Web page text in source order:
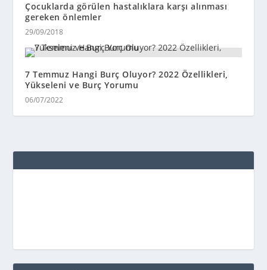
Çocuklarda görülen hastalıklara karşı alınması
gereken önlemler
29/09/2018
7 Temmuz Hangi Burç Oluyor? 2022 Özellikleri,
Yükseleni ve Burç Yorumu
06/07/2022